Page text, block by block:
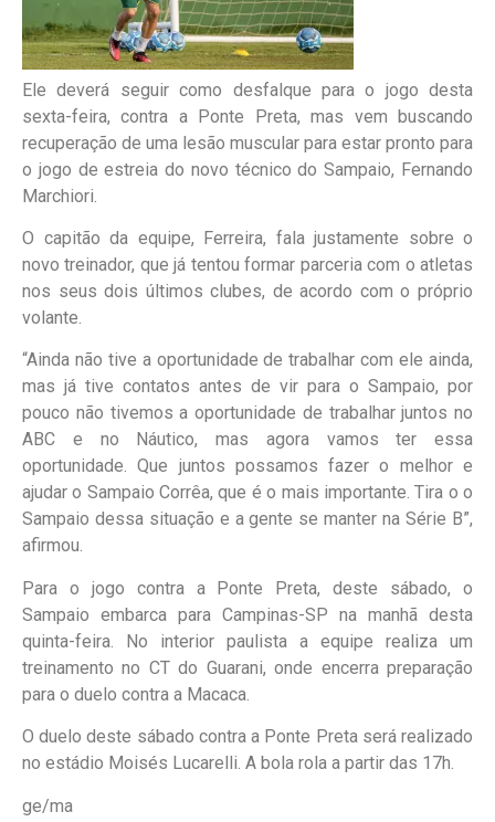
Ele deverá seguir como desfalque para o jogo desta
sexta-feira, contra a Ponte Preta, mas vem buscando
recuperação de uma lesão muscular para estar pronto para
o jogo de estreia do novo técnico do Sampaio, Fernando
Marchiori.
O capitão da equipe, Ferreira, fala justamente sobre o
novo treinador, que já tentou formar parceria com o atletas
nos seus dois últimos clubes, de acordo com o próprio
volante.
“Ainda não tive a oportunidade de trabalhar com ele ainda,
mas já tive contatos antes de vir para o Sampaio, por
pouco não tivemos a oportunidade de trabalhar juntos no
ABC e no Náutico, mas agora vamos ter essa
oportunidade. Que juntos possamos fazer o melhor e
ajudar o Sampaio Corrêa, que é o mais importante. Tira o o
Sampaio dessa situação e a gente se manter na Série B”,
afirmou.
Para o jogo contra a Ponte Preta, deste sábado, o
Sampaio embarca para Campinas-SP na manhã desta
quinta-feira. No interior paulista a equipe realiza um
treinamento no CT do Guarani, onde encerra preparação
para o duelo contra a Macaca.
O duelo deste sábado contra a Ponte Preta será realizado
no estádio Moisés Lucarelli. A bola rola a partir das 17h.
ge/ma